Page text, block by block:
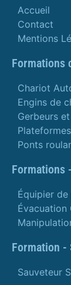
Accueil
Contact
Mentions
Formations
Chariot
Engins de
Gerbeurs
Ponts
Formations
Équipier
Évacuation
Formation -
Sauveteur